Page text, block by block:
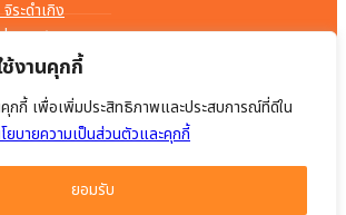
ช้งานคุกกี้
คุกกี้ เพื่อเพิ่มประสิทธิภาพและประสบการณ์ที่ดีใน
ยบายความเป็นส่วนตัวและคุกกี้
ยอมรับ
ระดำเกิง
ระทุมสุวรรณ
องสงคราม
ทรัพย์สุขอำนวย
คำยิ่ง
งฤทธิ์